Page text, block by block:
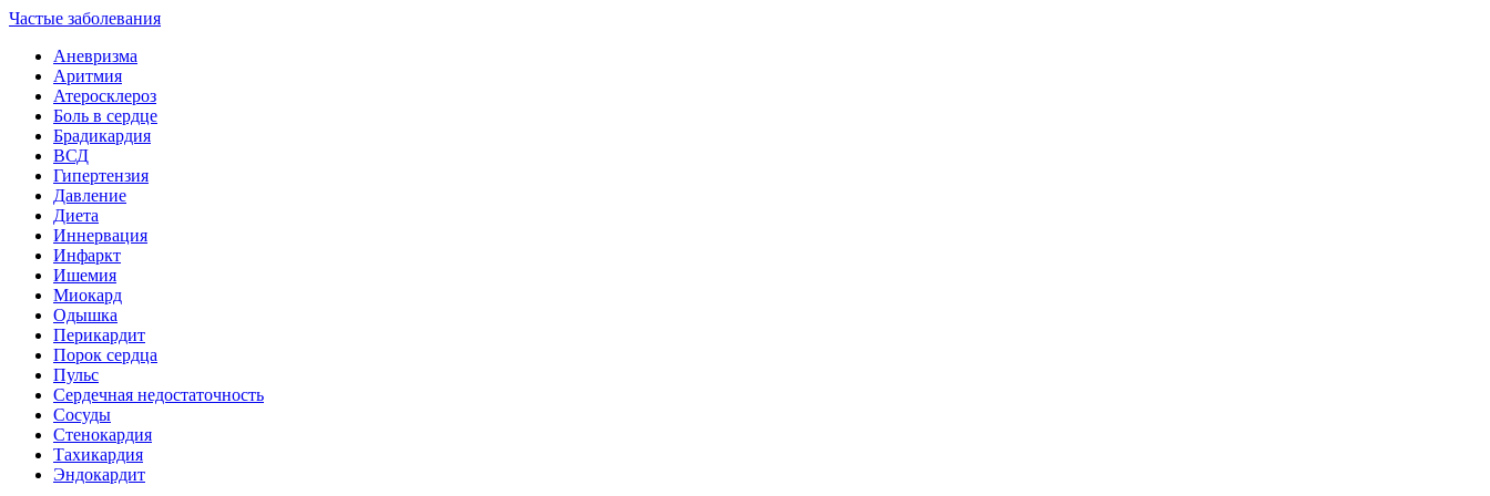
Частые заболевания
Аневризма
Аритмия
Атеросклероз
Боль в сердце
Брадикардия
ВСД
Гипертензия
Давление
Диета
Иннервация
Инфаркт
Ишемия
Миокард
Одышка
Перикардит
Порок сердца
Пульс
Сердечная недостаточность
Сосуды
Стенокардия
Тахикардия
Эндокардит